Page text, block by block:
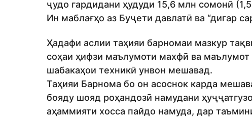
ҷудо гардидани ҳудуди 15,6 млн сомонӣ
Ин маблағҳо аз Буҷети давлатӣ ва “дигар
Ҳадафи аслии таҳияи барномаи мазкур
соҳаи ҳифзи маълумоти махфӣ ва
шабакаҳои техникӣ унвон мешавад.
Таҳияи Барнома бо он асоснок карда
бояду шояд роҳандозӣ намудани
аҳаммияти хосса пайдо намуда, дар